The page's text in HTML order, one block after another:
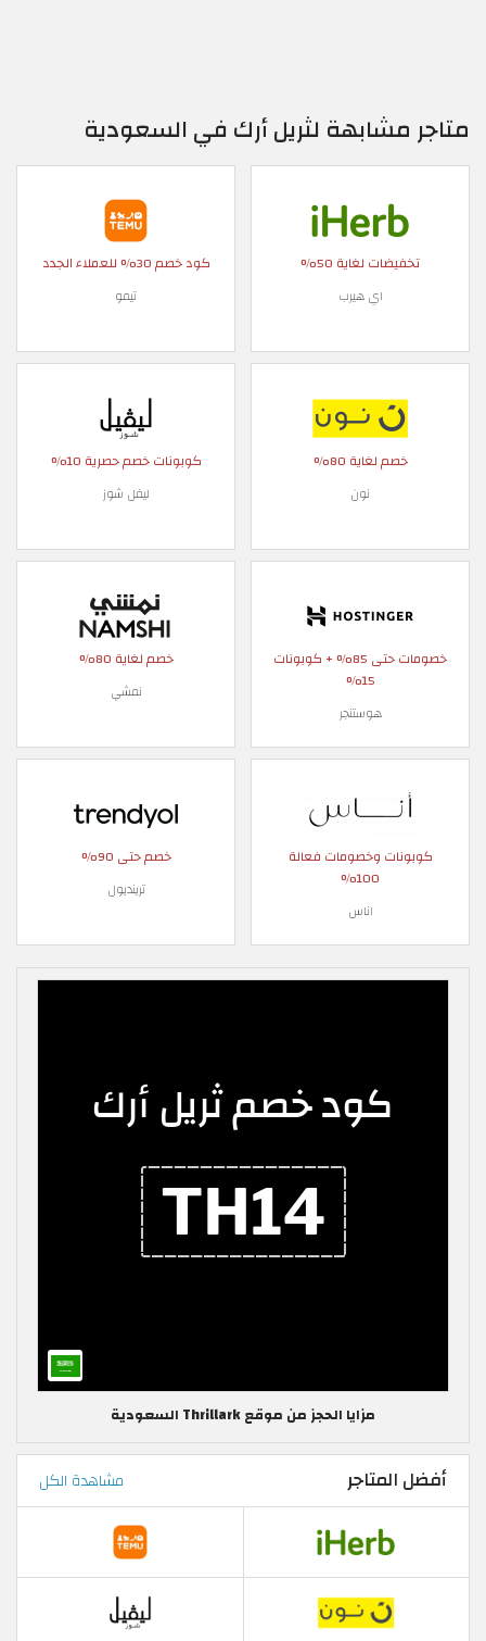
متاجر مشابهة لثريل أرك في السعودية
تخفيضات لغاية 50%
اي هيرب
كود خصم 30% للعملاء الجدد
تيمو
خصم لغاية 80%
نون
كوبونات خصم حصرية 10%
ليفل شوز
خصومات حتى 85% + كوبونات
15%
هوستنجر
خصم لغاية 80%
نمشي
كوبونات وخصومات فعالة
100%
اناس
خصم حتى 90%
ترينديول
مزايا الحجز من موقع Thrillark السعودية
أفضل المتاجر مشاهدة الكل